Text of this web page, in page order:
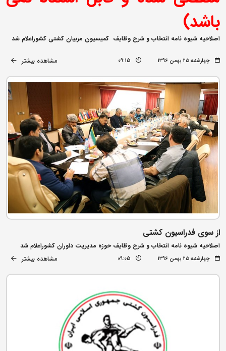
باشد)
اصلاحیه شیوه نامه انتخاب و شرح وظایف کمیسیون مربیان کشتی کشوراعلام شد
چهارشنبه ۲۵ بهمن ۱۳۹۶ 09:15 مشاهده بیشتر
از سوی فدراسیون کشتی
اصلاحیه شیوه نامه انتخاب و شرح وظایف حوزه مدیریت داوران کشوراعلام شد
چهارشنبه ۲۵ بهمن ۱۳۹۶ 09:05 مشاهده بیشتر